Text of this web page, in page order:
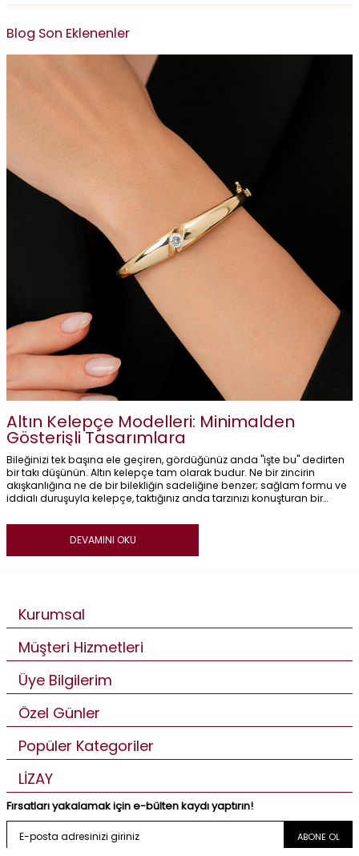
Blog Son Eklenenler
Altın Kelepçe Modelleri: Minimalden
Gösterişli Tasarımlara
Bileğinizi tek başına ele geçiren, gördüğünüz anda "işte bu" dedirten
bir takı düşünün. Altın kelepçe tam olarak budur. Ne bir zincirin
akışkanlığına ne de bir bilekliğin sadeliğine benzer; sağlam formu ve
iddialı duruşuyla kelepçe, taktığınız anda tarzınızı konuşturan bir
katar, kimi zaman kalın ve gösterişli formuyla tüm kombinin yıldızı
DEVAMINI OKU
Kurumsal
Müşteri Hizmetleri
Üye Bilgilerim
Özel Günler
Popüler Kategoriler
LİZAY
Fırsatları yakalamak için e-bülten kaydı yaptırın!
ABONE OL